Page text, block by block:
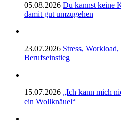
05.08.2026 Du kannst keine
damit gut umzugehen
23.07.2026 Stress,
Berufseinstieg
15.07.2026 „Ich kann mich
ein Wollknäuel“